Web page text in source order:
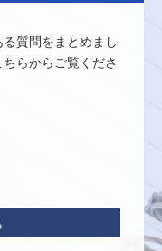
質問をまとめまし
らからご覧くださ